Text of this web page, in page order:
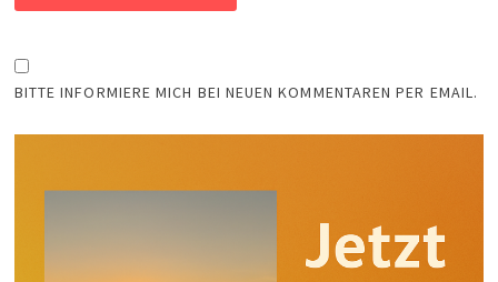
BITTE INFORMIERE MICH BEI NEUEN KOMMENTAREN PER EMAIL.